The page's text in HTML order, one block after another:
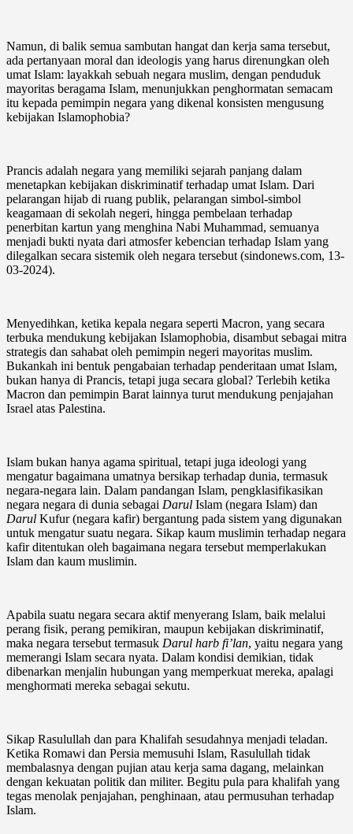
Namun, di balik semua sambutan hangat dan kerja sama tersebut,
ada pertanyaan moral dan ideologis yang harus direnungkan oleh
umat Islam: layakkah sebuah negara muslim, dengan penduduk
mayoritas beragama Islam, menunjukkan penghormatan semacam
itu kepada pemimpin negara yang dikenal konsisten mengusung
kebijakan Islamophobia?
Prancis adalah negara yang memiliki sejarah panjang dalam
menetapkan kebijakan diskriminatif terhadap umat Islam. Dari
pelarangan hijab di ruang publik, pelarangan simbol-simbol
keagamaan di sekolah negeri, hingga pembelaan terhadap
penerbitan kartun yang menghina Nabi Muhammad, semuanya
menjadi bukti nyata dari atmosfer kebencian terhadap Islam yang
dilegalkan secara sistemik oleh negara tersebut (sindonews.com, 13-
03-2024).
Menyedihkan, ketika kepala negara seperti Macron, yang secara
terbuka mendukung kebijakan Islamophobia, disambut sebagai mitra
strategis dan sahabat oleh pemimpin negeri mayoritas muslim.
Bukankah ini bentuk pengabaian terhadap penderitaan umat Islam,
bukan hanya di Prancis, tetapi juga secara global? Terlebih ketika
Macron dan pemimpin Barat lainnya turut mendukung penjajahan
Israel atas Palestina.
Islam bukan hanya agama spiritual, tetapi juga ideologi yang
mengatur bagaimana umatnya bersikap terhadap dunia, termasuk
negara-negara lain. Dalam pandangan Islam, pengklasifikasikan
negara negara di dunia sebagai Darul Islam (negara Islam) dan
Darul Kufur (negara kafir) bergantung pada sistem yang digunakan
untuk mengatur suatu negara. Sikap kaum muslimin terhadap negara
kafir ditentukan oleh bagaimana negara tersebut memperlakukan
Islam dan kaum muslimin.
Apabila suatu negara secara aktif menyerang Islam, baik melalui
perang fisik, perang pemikiran, maupun kebijakan diskriminatif,
maka negara tersebut termasuk Darul harb fi’lan, yaitu negara yang
memerangi Islam secara nyata. Dalam kondisi demikian, tidak
dibenarkan menjalin hubungan yang memperkuat mereka, apalagi
menghormati mereka sebagai sekutu.
Sikap Rasulullah dan para Khalifah sesudahnya menjadi teladan.
Ketika Romawi dan Persia memusuhi Islam, Rasulullah tidak
membalasnya dengan pujian atau kerja sama dagang, melainkan
dengan kekuatan politik dan militer. Begitu pula para khalifah yang
tegas menolak penjajahan, penghinaan, atau permusuhan terhadap
Islam.